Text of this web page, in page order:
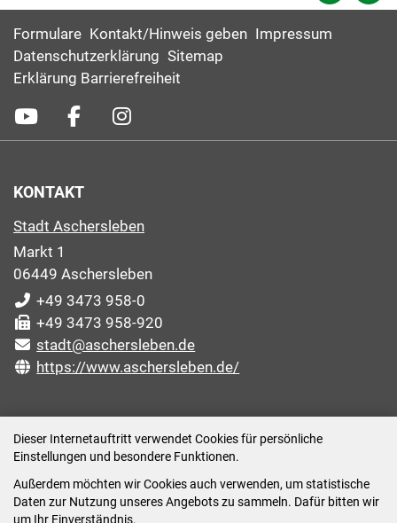
Dieser Internetauftritt verwendet Cookies für persönliche
Einstellungen und besondere Funktionen.
Außerdem möchten wir Cookies auch verwenden, um statistische
Daten zur Nutzung unseres Angebots zu sammeln. Dafür bitten wir
um Ihr Einverständnis.
Formulare Kontakt/Hinweis geben Impressum
Datenschutzerklärung Sitemap
Erklärung Barrierefreiheit
KONTAKT
Stadt Aschersleben
Markt 1
06449 Aschersleben
+49 3473 958-0
+49 3473 958-920
stadt@aschersleben.de
https://www.aschersleben.de/
Montag: 09:00-12:00 /14:00-15:00 Uhr
Dienstag: 09:00-12:00 /14:00-16:00 Uhr
Mittwoch: 09:00 - 12:00 Uhr (nach vorheriger